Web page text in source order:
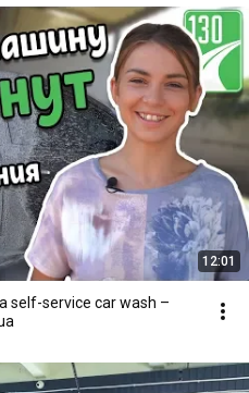
12:01
self-service car wash –